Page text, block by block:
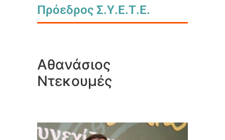
Πρόεδρος Σ.Υ.Ε.Τ.Ε.
Αθανάσιος
Ντεκουμές